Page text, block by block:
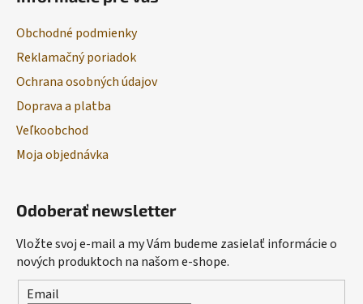
Obchodné podmienky
Reklamačný poriadok
Ochrana osobných údajov
Doprava a platba
Veľkoobchod
Moja objednávka
Odoberať newsletter
Vložte svoj e-mail a my Vám budeme zasielať informácie o
nových produktoch na našom e-shope.
Email